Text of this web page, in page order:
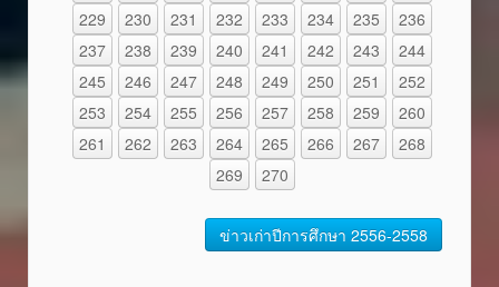
229
230 231 232 233 234 235
236
237
238 239 240 241 242 243
244
245
246 247 248 249 250 251
252
253
254 255 256 257 258 259
260
261
262 263 264 265 266 267
268
269
270
ข่าวเก่าปีการศึกษา 2556-2558